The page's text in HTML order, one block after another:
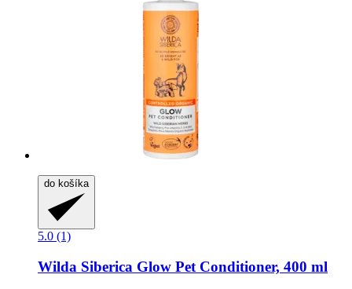
do košíka
5.0 (1)
Wilda Siberica Glow Pet Conditioner, 400 ml